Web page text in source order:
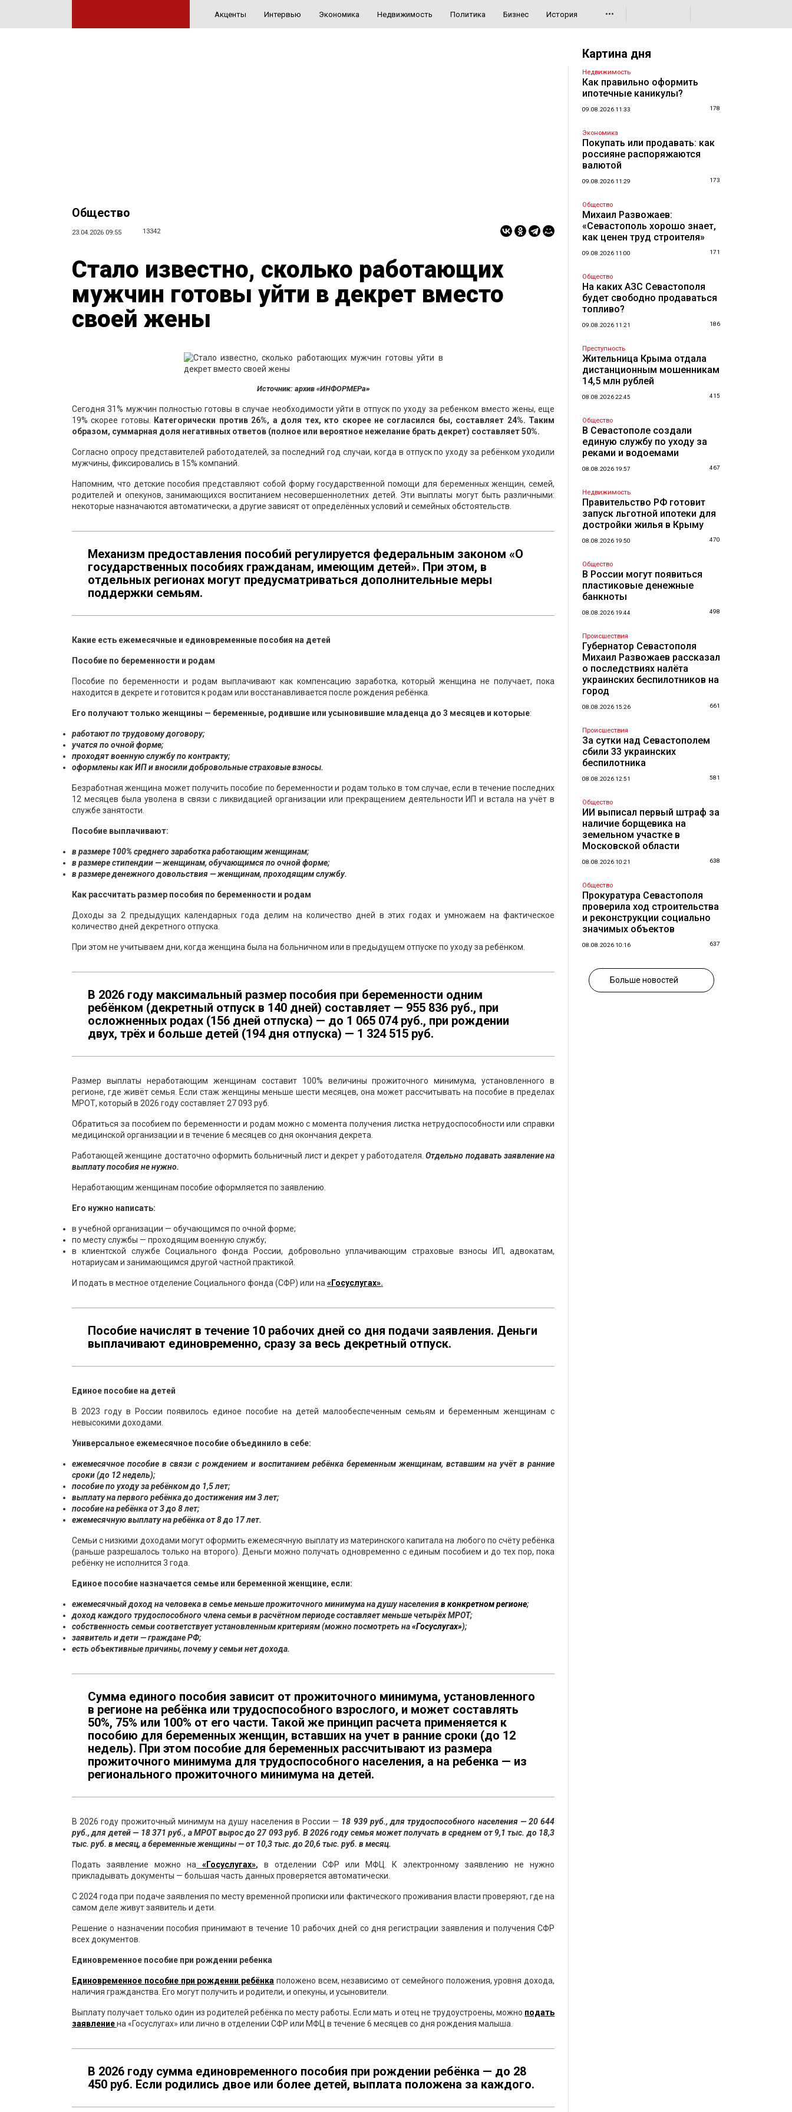
Акценты Интервью Экономика Недвижимость Политика Бизнес История •••
Общество
23.04.2026 09:55 13342
Стало известно, сколько работающих
мужчин готовы уйти в декрет вместо
своей жены
Источник: архив «ИНФОРМЕРа»
Сегодня 31% мужчин полностью готовы в случае необходимости уйти в отпуск по уходу за ребенком вместо жены, еще
19% скорее готовы.
Категорически против 26%, а доля тех, кто скорее не согласился бы, составляет 24%. Таким
образом, суммарная доля негативных ответов (полное или вероятное нежелание брать декрет) составляет 50%.
Согласно опросу представителей работодателей, за последний год случаи, когда в отпуск по уходу за ребёнком уходили
мужчины, фиксировались в 15% компаний.
Напомним, что детские пособия представляют собой форму государственной помощи для беременных женщин, семей,
родителей и опекунов, занимающихся воспитанием несовершеннолетних детей. Эти выплаты могут быть различными:
некоторые назначаются автоматически, а другие зависят от определённых условий и семейных обстоятельств.
Механизм предоставления пособий регулируется федеральным законом «О
государственных пособиях гражданам, имеющим детей». При этом, в
отдельных регионах могут предусматриваться дополнительные меры
поддержки семьям.
Какие есть ежемесячные и единовременные пособия на детей
Пособие по беременности и родам
Пособие по беременности и родам выплачивают как компенсацию заработка, который женщина не получает, пока
находится в декрете и готовится к родам или восстанавливается после рождения ребёнка.
Его получают только женщины — беременные, родившие или усыновившие младенца до 3 месяцев и которые:
работают по трудовому договору;
учатся по очной форме;
проходят военную службу по контракту;
оформлены как ИП и вносили добровольные страховые взносы.
Безработная женщина может получить пособие по беременности и родам только в том случае, если в течение последних
12 месяцев была уволена в связи с ликвидацией организации или прекращением деятельности ИП и встала на учёт в
службе занятости.
Пособие выплачивают:
в размере 100% среднего заработка работающим женщинам;
в размере стипендии — женщинам, обучающимся по очной форме;
в размере денежного довольствия — женщинам, проходящим службу.
Как рассчитать размер пособия по беременности и родам
Доходы за 2 предыдущих календарных года делим на количество дней в этих годах и умножаем на фактическое
количество дней декретного отпуска.
При этом не учитываем дни, когда женщина была на больничном или в предыдущем отпуске по уходу за ребёнком.
В 2026 году максимальный размер пособия при беременности одним
ребёнком (декретный отпуск в 140 дней) составляет — 955 836 руб., при
осложненных родах (156 дней отпуска) — до 1 065 074 руб., при рождении
двух, трёх и больше детей (194 дня отпуска) — 1 324 515 руб.
Размер выплаты неработающим женщинам составит 100% величины прожиточного минимума, установленного в
регионе, где живёт семья. Если стаж женщины меньше шести месяцев, она может рассчитывать на пособие в пределах
МРОТ, который в 2026 году составляет 27 093 руб.
Обратиться за пособием по беременности и родам можно с момента получения листка нетрудоспособности или справки
медицинской организации и в течение 6 месяцев со дня окончания декрета.
Работающей женщине достаточно оформить больничный лист и декрет у работодателя.Отдельно подавать заявление на
выплату пособия не нужно.
Неработающим женщинам пособие оформляется по заявлению.
Его нужно написать:
в учебной организации — обучающимся по очной форме;
по месту службы — проходящим военную службу;
в клиентской службе Социального фонда России, добровольно уплачивающим страховые взносы ИП, адвокатам,
нотариусам и занимающимся другой частной практикой.
И подать в местное отделение Социального фонда (СФР) или на «Госуслугах».
Пособие начислят в течение 10 рабочих дней со дня подачи заявления. Деньги
выплачивают единовременно, сразу за весь декретный отпуск.
Единое пособие на детей
В 2023 году в России появилось единое пособие на детей малообеспеченным семьям и беременным женщинам с
невысокими доходами.
Универсальное ежемесячное пособие объединило в себе:
ежемесячное пособие в связи с рождением и воспитанием ребёнка беременным женщинам, вставшим на учёт в ранние
сроки (до 12 недель);
пособие по уходу за ребёнком до 1,5 лет;
выплату на первого ребёнка до достижения им 3 лет;
пособие на ребёнка от 3 до 8 лет;
ежемесячную выплату на ребёнка от 8 до 17 лет.
Семьи с низкими доходами могут оформить ежемесячную выплату из материнского капитала на любого по счёту ребёнка
(раньше разрешалось только на второго). Деньги можно получать одновременно с единым пособием и до тех пор, пока
ребёнку не исполнится 3 года.
Единое пособие назначается семье или беременной женщине, если:
ежемесячный доход на человека в семье меньше прожиточного минимума на душу населенияв конкретном регионе;
доход каждого трудоспособного члена семьи в расчётном периоде составляет меньше четырёх МРОТ;
собственность семьи соответствует установленным критериям (можно посмотреть на«Госуслугах»);
заявитель и дети — граждане РФ;
есть объективные причины, почему у семьи нет дохода.
Сумма единого пособия зависит от прожиточного минимума, установленного
в регионе на ребёнка или трудоспособного взрослого, и может составлять
50%, 75% или 100% от его части. Такой же принцип расчета применяется к
пособию для беременных женщин, вставших на учет в ранние сроки (до 12
недель). При этом пособие для беременных рассчитывают из размера
прожиточного минимума для трудоспособного населения, а на ребенка — из
регионального прожиточного минимума на детей.
В 2026 году прожиточный минимум на душу населения в России — 18 939 руб., для трудоспособного населения — 20 644
руб., для детей — 18 371 руб., а МРОТ вырос до 27 093 руб. В 2026 году семья может получать в среднем от 9,1 тыс. до 18,3
тыс. руб. в месяц, а беременные женщины — от 10,3 тыс. до 20,6 тыс. руб. в месяц.
Подать заявление можно на «Госуслугах», в отделении СФР или МФЦ. К электронному заявлению не нужно
прикладывать документы — большая часть данных проверяется автоматически.
С 2024 года при подаче заявления по месту временной прописки или фактического проживания власти проверяют, где на
самом деле живут заявитель и дети.
Решение о назначении пособия принимают в течение 10 рабочих дней со дня регистрации заявления и получения СФР
всех документов.
Единовременное пособие при рождении ребенка
Единовременное пособие при рождении ребёнка положено всем, независимо от семейного положения, уровня дохода,
наличия гражданства. Его могут получить и родители, и опекуны, и усыновители.
Выплату получает только один из родителей ребёнка по месту работы. Если мать и отец не трудоустроены, можно подать
заявлениена «Госуслугах» или лично в отделении СФР или МФЦ в течение 6 месяцев со дня рождения малыша.
В 2026 году сумма единовременного пособия при рождении ребёнка — до 28
450 руб. Если родились двое или более детей, выплата положена за каждого.
Картина дня
Недвижимость
Как правильно оформить
ипотечные каникулы?
09.08.2026 11:33 178
Экономика
Покупать или продавать: как
россияне распоряжаются
валютой
09.08.2026 11:29 173
Общество
Михаил Развожаев:
«Севастополь хорошо знает,
как ценен труд строителя»
09.08.2026 11:00 171
Общество
На каких АЗС Севастополя
будет свободно продаваться
топливо?
09.08.2026 11:21 186
Преступность
Жительница Крыма отдала
дистанционным мошенникам
14,5 млн рублей
08.08.2026 22:45 415
Общество
В Севастополе создали
единую службу по уходу за
реками и водоемами
08.08.2026 19:57 467
Недвижимость
Правительство РФ готовит
запуск льготной ипотеки для
достройки жилья в Крыму
08.08.2026 19:50 470
Общество
В России могут появиться
пластиковые денежные
банкноты
08.08.2026 19:44 498
Происшествия
Губернатор Севастополя
Михаил Развожаев рассказал
о последствиях налёта
украинских беспилотников на
город
08.08.2026 15:26 661
Происшествия
За сутки над Севастополем
сбили 33 украинских
беспилотника
08.08.2026 12:51 581
Общество
ИИ выписал первый штраф за
наличие борщевика на
земельном участке в
Московской области
08.08.2026 10:21 638
Общество
Прокуратура Севастополя
проверила ход строительства
и реконструкции социально
значимых объектов
08.08.2026 10:16 637
Больше новостей